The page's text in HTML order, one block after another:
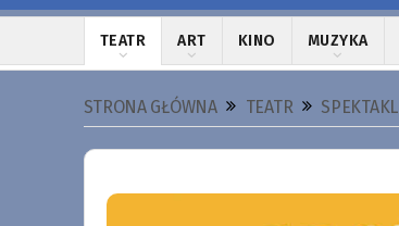
TEATR ART KINO MUZYKA
STRONA GŁÓWNA TEATR SPEKTAKL